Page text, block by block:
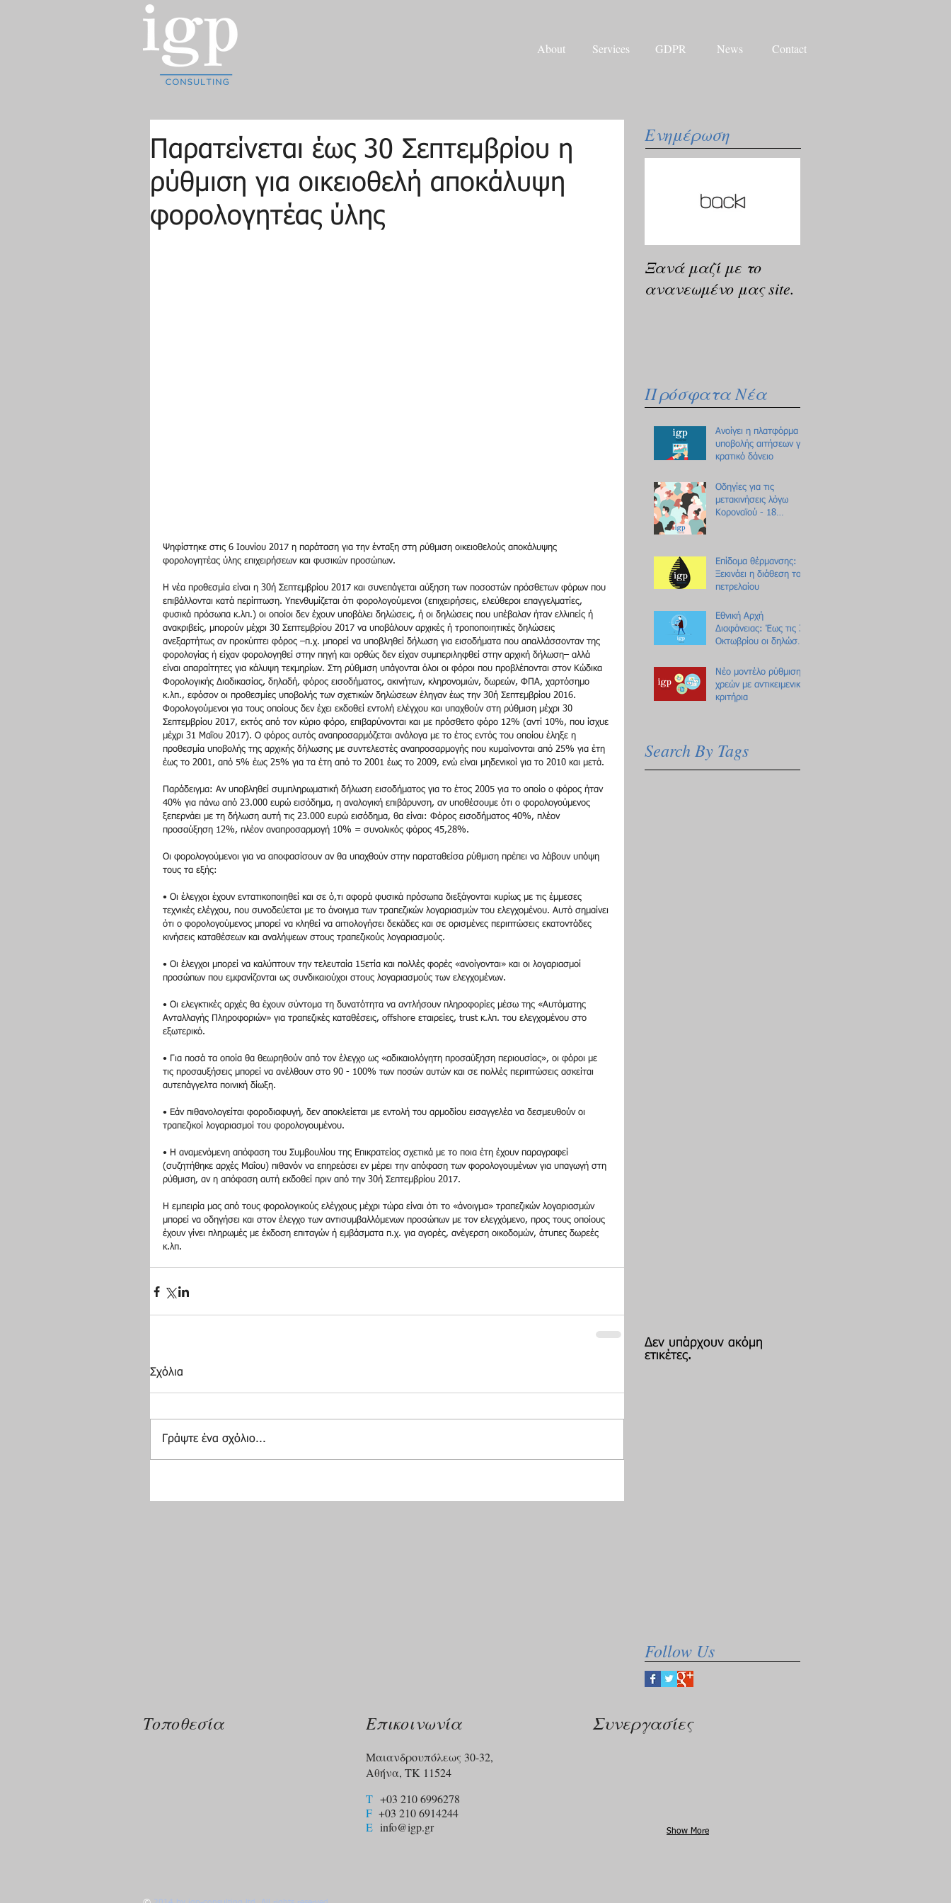
Παρατείνεται έως 30 Σεπτεμβρίου η
ρύθμιση για οικειοθελή αποκάλυψη
φορολογητέας ύλης
Ψηφίστηκε στις 6 Ιουνίου 2017 η παράταση για την ένταξη στη ρύθμιση οικειοθελούς αποκάλυψης
φορολογητέας ύλης επιχειρήσεων και φυσικών προσώπων.
Η νέα προθεσμία είναι η 30ή Σεπτεμβρίου 2017 και συνεπάγεται αύξηση των ποσοστών πρόσθετων φόρων που
επιβάλλονται κατά περίπτωση. Υπενθυμίζεται ότι φορολογούμενοι (επιχειρήσεις, ελεύθεροι επαγγελματίες,
φυσικά πρόσωπα κ.λπ.) οι οποίοι δεν έχουν υποβάλει δηλώσεις, ή οι δηλώσεις που υπέβαλαν ήταν ελλιπείς ή
ανακριβείς, μπορούν μέχρι 30 Σεπτεμβρίου 2017 να υποβάλουν αρχικές ή τροποποιητικές δηλώσεις
ανεξαρτήτως αν προκύπτει φόρος –π.χ. μπορεί να υποβληθεί δήλωση για εισοδήματα που απαλλάσσονταν της
φορολογίας ή είχαν φορολογηθεί στην πηγή και ορθώς δεν είχαν συμπεριληφθεί στην αρχική δήλωση– αλλά
είναι απαραίτητες για κάλυψη τεκμηρίων. Στη ρύθμιση υπάγονται όλοι οι φόροι που προβλέπονται στον Κώδικα
Φορολογικής Διαδικασίας, δηλαδή, φόρος εισοδήματος, ακινήτων, κληρονομιών, δωρεών, ΦΠΑ, χαρτόσημο
κ.λπ., εφόσον οι προθεσμίες υποβολής των σχετικών δηλώσεων έληγαν έως την 30ή Σεπτεμβρίου 2016.
Φορολογούμενοι για τους οποίους δεν έχει εκδοθεί εντολή ελέγχου και υπαχθούν στη ρύθμιση μέχρι 30
Σεπτεμβρίου 2017, εκτός από τον κύριο φόρο, επιβαρύνονται και με πρόσθετο φόρο 12% (αντί 10%, που ίσχυε
μέχρι 31 Μαΐου 2017). Ο φόρος αυτός αναπροσαρμόζεται ανάλογα με το έτος εντός του οποίου έληξε η
προθεσμία υποβολής της αρχικής δήλωσης με συντελεστές αναπροσαρμογής που κυμαίνονται από 25% για έτη
έως το 2001, από 5% έως 25% για τα έτη από το 2001 έως το 2009, ενώ είναι μηδενικοί για το 2010 και μετά.
Παράδειγμα: Αν υποβληθεί συμπληρωματική δήλωση εισοδήματος για το έτος 2005 για το οποίο ο φόρος ήταν
40% για πάνω από 23.000 ευρώ εισόδημα, η αναλογική επιβάρυνση, αν υποθέσουμε ότι ο φορολογούμενος
ξεπερνάει με τη δήλωση αυτή τις 23.000 ευρώ εισόδημα, θα είναι: Φόρος εισοδήματος 40%, πλέον
προσαύξηση 12%, πλέον αναπροσαρμογή 10% = συνολικός φόρος 45,28%.
Οι φορολογούμενοι για να αποφασίσουν αν θα υπαχθούν στην παραταθείσα ρύθμιση πρέπει να λάβουν υπόψη
τους τα εξής:
• Οι έλεγχοι έχουν εντατικοποιηθεί και σε ό,τι αφορά φυσικά πρόσωπα διεξάγονται κυρίως με τις έμμεσες
τεχνικές ελέγχου, που συνοδεύεται με το άνοιγμα των τραπεζικών λογαριασμών του ελεγχομένου. Αυτό σημαίνει
ότι ο φορολογούμενος μπορεί να κληθεί να αιτιολογήσει δεκάδες και σε ορισμένες περιπτώσεις εκατοντάδες
κινήσεις καταθέσεων και αναλήψεων στους τραπεζικούς λογαριασμούς.
• Οι έλεγχοι μπορεί να καλύπτουν την τελευταία 15ετία και πολλές φορές «ανοίγονται» και οι λογαριασμοί
προσώπων που εμφανίζονται ως συνδικαιούχοι στους λογαριασμούς των ελεγχομένων.
• Οι ελεγκτικές αρχές θα έχουν σύντομα τη δυνατότητα να αντλήσουν πληροφορίες μέσω της «Αυτόματης
Ανταλλαγής Πληροφοριών» για τραπεζικές καταθέσεις, offshore εταιρείες, trust κ.λπ. του ελεγχομένου στο
εξωτερικό.
• Για ποσά τα οποία θα θεωρηθούν από τον έλεγχο ως «αδικαιολόγητη προσαύξηση περιουσίας», οι φόροι με
τις προσαυξήσεις μπορεί να ανέλθουν στο 90 - 100% των ποσών αυτών και σε πολλές περιπτώσεις ασκείται
αυτεπάγγελτα ποινική δίωξη.
• Εάν πιθανολογείται φοροδιαφυγή, δεν αποκλείεται με εντολή του αρμοδίου εισαγγελέα να δεσμευθούν οι
τραπεζικοί λογαριασμοί του φορολογουμένου.
• Η αναμενόμενη απόφαση του Συμβουλίου της Επικρατείας σχετικά με το ποια έτη έχουν παραγραφεί
(συζητήθηκε αρχές Μαΐου) πιθανόν να επηρεάσει εν μέρει την απόφαση των φορολογουμένων για υπαγωγή στη
ρύθμιση, αν η απόφαση αυτή εκδοθεί πριν από την 30ή Σεπτεμβρίου 2017.
Η εμπειρία μας από τους φορολογικούς ελέγχους μέχρι τώρα είναι ότι το «άνοιγμα» τραπεζικών λογαριασμών
μπορεί να οδηγήσει και στον έλεγχο των αντισυμβαλλόμενων προσώπων με τον ελεγχόμενο, προς τους οποίους
έχουν γίνει πληρωμές με έκδοση επιταγών ή εμβάσματα π.χ. για αγορές, ανέγερση οικοδομών, άτυπες δωρεές
κ.λπ.
Σχόλια
Γράψτε ένα σχόλιο...
Ενημέρωση
Ξανά μαζί με το
ανανεωμένο μας site.
Πρόσφατα Νέα
Ανοίγει η πλατφόρμα
υποβολής αιτήσεων για
κρατικό δάνειο
Οδηγίες για τις
μετακινήσεις λόγω
Κοροναϊού - 18
Επίδομα θέρμανσης:
Ξεκινάει η διάθεση του
πετρελαίου
Εθνική Αρχή
Διαφάνειας: Έως τις 31
Οκτωβρίου οι δηλώσεις
Νέο μοντέλο ρύθμισης
χρεών με αντικειμενικά
κριτήρια
Search By Tags
Δεν υπάρχουν ακόμη
ετικέτες.
Follow Us
About Services GDPR News Contact
Τοποθεσία Επικοινωνία
Μαιανδρουπόλεως 30-32,
Αθήνα, ΤΚ 11524
T +03 210 6996278
F +03 210 6914244​
E info@igp.gr
Συνεργασίες
Show More